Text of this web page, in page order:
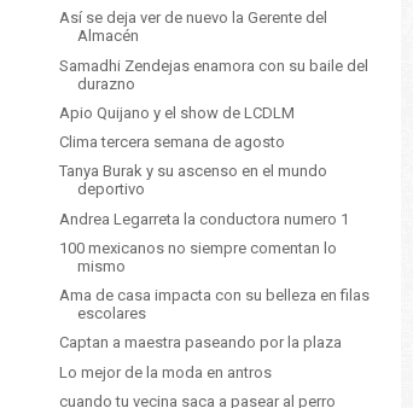
Así se deja ver de nuevo la Gerente del
Almacén
Samadhi Zendejas enamora con su baile del
durazno
Apio Quijano y el show de LCDLM
Clima tercera semana de agosto
Tanya Burak y su ascenso en el mundo
deportivo
Andrea Legarreta la conductora numero 1
100 mexicanos no siempre comentan lo
mismo
Ama de casa impacta con su belleza en filas
escolares
Captan a maestra paseando por la plaza
Lo mejor de la moda en antros
cuando tu vecina saca a pasear al perro